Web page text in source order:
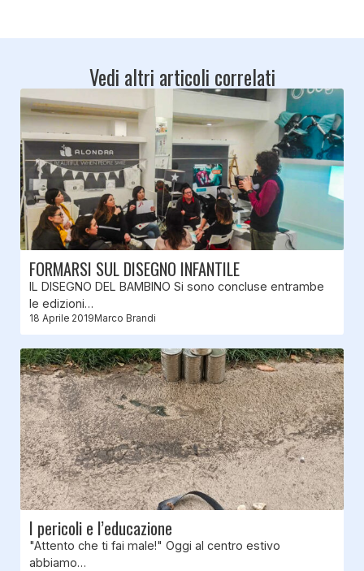
Vedi altri articoli correlati
FORMARSI SUL DISEGNO INFANTILE
IL DISEGNO DEL BAMBINO Si sono concluse entrambe
le edizioni…
18 Aprile 2019Marco Brandi
I pericoli e l’educazione
"Attento che ti fai male!" Oggi al centro estivo
abbiamo…